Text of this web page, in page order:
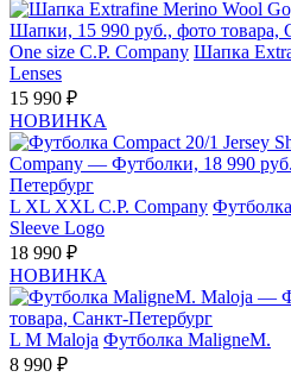
One size C.P. Company Шапка
Lenses
15 990 ₽
НОВИНКА
L XL XXL C.P. Company
Sleeve Logo
18 990 ₽
НОВИНКА
L M Maloja Футболка MaligneM.
8 990 ₽